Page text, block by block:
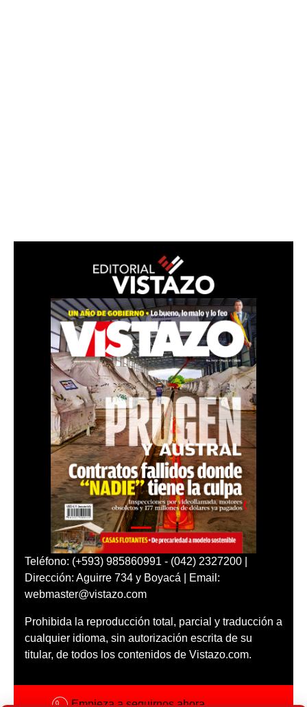
Teléfono: (+593) 985860991 - (042) 2327200 |
Dirección: Aguirre 734 y Boyacá | Email:
webmaster@vistazo.com
Prohibida la reproducción total, parcial y traducción a
cualquier idioma, sin autorización escrita de su
titular, de todos los contenidos de Vistazo.com.
Empieza a seguirnos ahora